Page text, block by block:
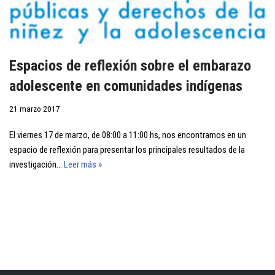
Espacios de reflexión sobre el embarazo
adolescente en comunidades indígenas
21 marzo 2017
El viernes 17 de marzo, de 08:00 a 11:00 hs, nos encontramos en un
espacio de reflexión para presentar los principales resultados de la
investigación… Leer más »